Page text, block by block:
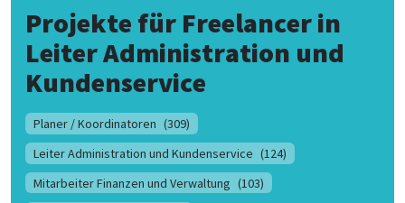
Projekte für Freelancer in
Leiter Administration und
Kundenservice
Planer / Koordinatoren (309)
Leiter Administration und Kundenservice (124)
Mitarbeiter Finanzen und Verwaltung (103)